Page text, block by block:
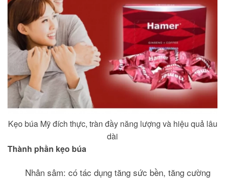
Kẹo búa Mỹ đích thực, tràn đầy năng lượng và hiệu quả lâu
dài
Thành phần kẹo búa
Nhân sâm: có tác dụng tăng sức bền, tăng cường